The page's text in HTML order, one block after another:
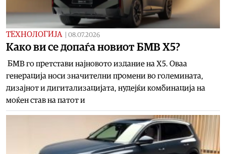
ТЕХНОЛОГИЈА 08.07.2026
Kaко ви се допаѓа новиот БМВ X5?
БМВ го претстави најновото издание на X5. Оваа
генерација носи значителни промени во големината,
дизајнот и дигитализацијата, нудејќи комбинација на
моќен став на патот и